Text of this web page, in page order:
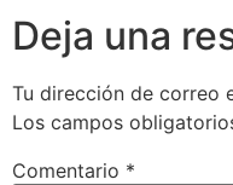
Deja una
Tu dirección de correo
Los campos
Comentario *